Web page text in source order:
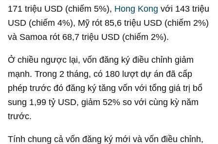
171 triệu USD (chiếm 5%), Hong Kong với 143 triệu
USD (chiếm 4%), Mỹ rót85,6 triệu USD (chiếm 2%)
và Samoa rót 68,7 triệu USD (chiếm 2%).
Ở chiều ngược lại, vốn đăng ký điều chỉnh giảm
mạnh. Trong 2 tháng, có 180 lượt dự án đã cấp
phép trước đó đăng ký tăng vốn với tổng giá trị bổ
sung 1,99 tỷ USD, giảm 52% so với cùng kỳ năm
trước.
Tính chung cả vốn đăng ký mới và vốn điều chỉnh,